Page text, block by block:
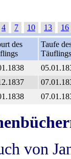
4 7 10 13
16
des
Taufe
Täuflings
von